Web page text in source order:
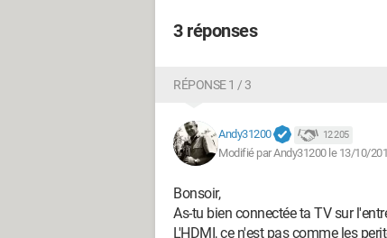
3 réponses
RÉPONSE 1 / 3
Andy31200 12 205
Modifié par Andy31200 le 13/10/
Bonsoir,
As-tu bien connectée ta TV sur
L'HDMI, ce n'est pas comme les